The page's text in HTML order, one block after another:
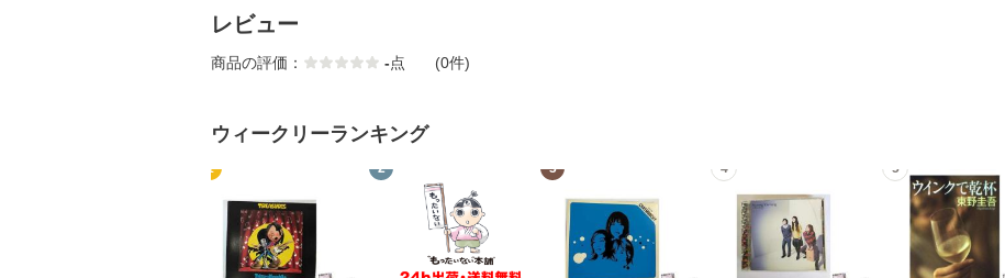
レビュー
商品の評価： -点 (0件)
ウィークリーランキング
1 2 3 4 5